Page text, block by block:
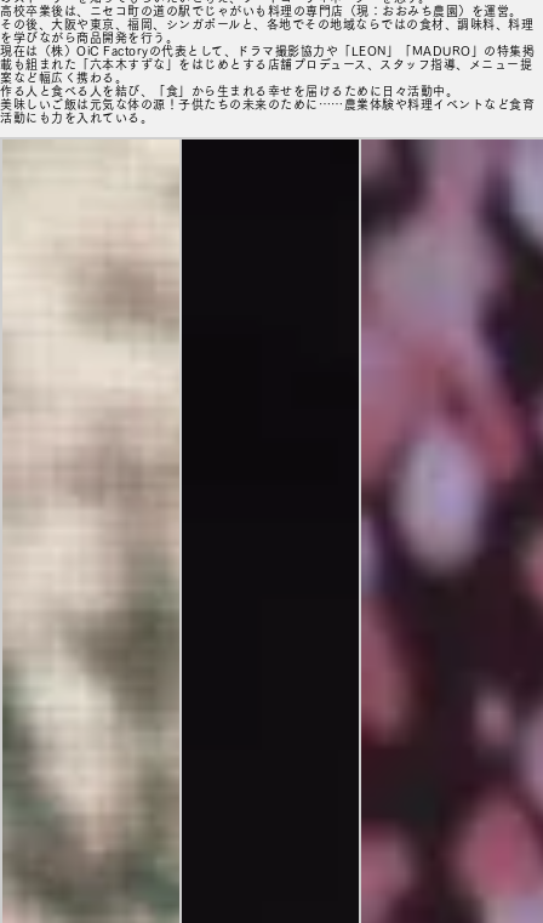
高校卒業後は、ニセコ町の道の駅でじゃがいも料理の専門店（現：おおみち農園）を運営。
その後、大阪や東京、福岡、シンガポールと、各地でその地域ならではの食材、調味料、料理
を学びながら商品開発を行う。
現在は（株）OiC Factoryの代表として、ドラマ撮影協力や「LEON」「MADURO」の特集掲
載も組まれた「六本木すずな」をはじめとする店舗プロデュース、スタッフ指導、メニュー提
案など幅広く携わる。
作る人と食べる人を結び、「食」から生まれる幸せを届けるために日々活動中。
美味しいご飯は元気な体の源！子供たちの未来のために……農業体験や料理イベントなど食育
活動にも力を入れている。